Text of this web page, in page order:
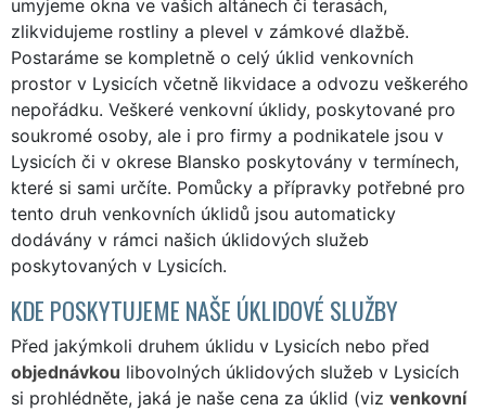
umyjeme okna ve vašich altánech či terasách,
zlikvidujeme rostliny a plevel v zámkové dlažbě.
Postaráme se kompletně o celý úklid venkovních
prostor v Lysicích včetně likvidace a odvozu veškerého
nepořádku. Veškeré venkovní úklidy, poskytované pro
soukromé osoby, ale i pro firmy a podnikatele jsou v
Lysicích či v okrese Blansko poskytovány v termínech,
které si sami určíte. Pomůcky a přípravky potřebné pro
tento druh venkovních úklidů jsou automaticky
dodávány v rámci našich úklidových služeb
poskytovaných v Lysicích.
KDE POSKYTUJEME NAŠE ÚKLIDOVÉ SLUŽBY
Před jakýmkoli druhem úklidu v Lysicích nebo před
objednávkou libovolných úklidových služeb v Lysicích
si prohlédněte, jaká je naše cena za úklid (viz venkovní